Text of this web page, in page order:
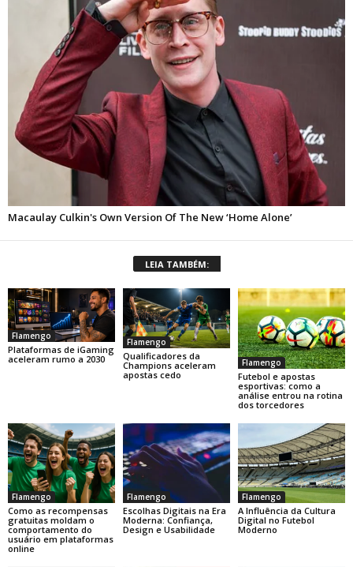
LEIA TAMBÉM:
Flamengo
Plataformas de iGaming
aceleram rumo a 2030
Flamengo
Qualificadores da
Champions aceleram
apostas cedo
Flamengo
Futebol e apostas
esportivas: como a
análise entrou na rotina
dos torcedores
Flamengo
Como as recompensas
gratuitas moldam o
comportamento do
usuário em plataformas
online
Flamengo
Escolhas Digitais na Era
Moderna: Confiança,
Design e Usabilidade
Flamengo
A Influência da Cultura
Digital no Futebol
Moderno